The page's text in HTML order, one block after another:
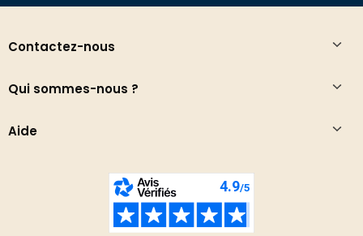
Contactez-nous
Qui sommes-nous ?
Aide